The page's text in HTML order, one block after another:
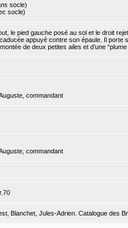
socle)
socle)
le pied gauche posé au sol et le droit
appuyé contre son épaule. Il porte
de deux petites ailes et d’une
commandant
commandant
Blanchet, Jules-Adrien. Catalogue des